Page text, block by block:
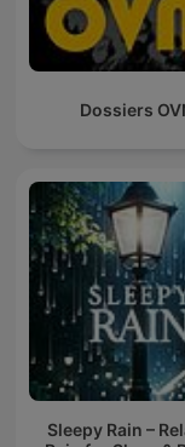
Dossiers
Sleepy Rain –